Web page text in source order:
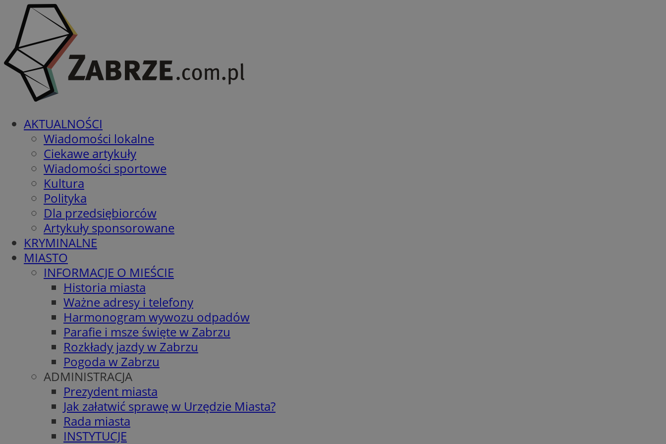
AKTUALNOŚCI
Wiadomości lokalne
Ciekawe artykuły
Wiadomości sportowe
Kultura
Polityka
Dla przedsiębiorców
Artykuły sponsorowane
KRYMINALNE
MIASTO
INFORMACJE O MIEŚCIE
Historia miasta
Ważne adresy i telefony
Harmonogram wywozu odpadów
Parafie i msze święte w Zabrzu
Rozkłady jazdy w Zabrzu
Pogoda w Zabrzu
ADMINISTRACJA
Prezydent miasta
Jak załatwić sprawę w Urzędzie Miasta?
Rada miasta
INSTYTUCJE